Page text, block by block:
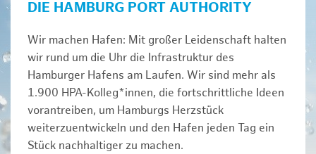
DIE HAMBURG PORT AUTHORITY
Wir machen Hafen: Mit großer Leidenschaft halten
wir rund um die Uhr die Infrastruktur des
Hamburger Hafens am Laufen. Wir sind mehr als
1.900 HPA-Kolleg*innen, die fortschrittliche Ideen
vorantreiben, um Hamburgs Herzstück
weiterzuentwickeln und den Hafen jeden Tag ein
Stück nachhaltiger zu machen.